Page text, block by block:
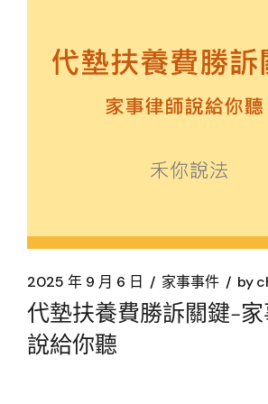
2025 年 9 月 6 日 家事事件 by
代墊扶養費勝訴關鍵-
說給你聽